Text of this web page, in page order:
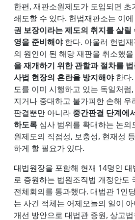
한편, 재판소원제도가 도입되면
쇄도할 수 있다. 헌법재판소는 이
권 보장이라는 제도의 취지를 살릴
영을 준비해야한다. 아울러 헌법
의 원인이 된 해당 재판을 취소했
을 재개하기 위한 관할과 절차를
사법 현장의 혼란을 방지해야한다
도를 이미 시행하고 있는 독일처럼
지거나 중대하고 불가피한 손해 우
판결뿐만 아니라 중간판결 단계에
하도록 심사 범위를 확대하는 논의
원제도의 직접성, 보충성, 현재성
하게 할 필요가 있다.
대법원장을 포함해 현재 14명인
로 증원하는 법원조직법 개정안도
전체회의를 통과했다. 대법관 1인
는 사건 적체는 어제오늘의 일이
개선 방안으로 대법관 증원, 상고